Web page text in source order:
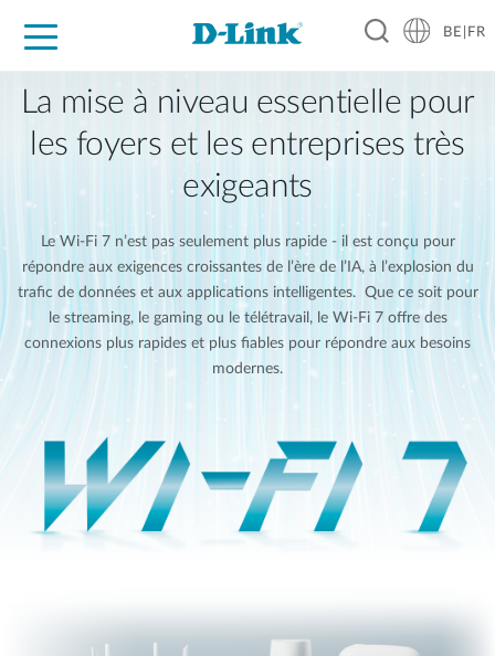
Grand Public
Entreprises
Industrie
Support
Ressources
Partenaires
BE|FR
La mise à niveau essentielle pour
les foyers et les entreprises très
exigeants
Le Wi-Fi 7 n’est pas seulement plus rapide - il est conçu pour
répondre aux exigences croissantes de l’ère de l’IA, à l’explosion du
trafic de données et aux applications intelligentes. Que ce soit pour
le streaming, le gaming ou le télétravail, le Wi-Fi 7 offre des
connexions plus rapides et plus fiables pour répondre aux besoins
modernes.